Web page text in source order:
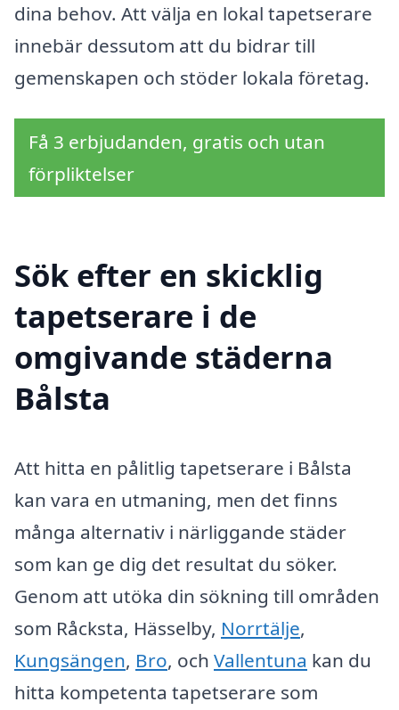
dina behov. Att välja en lokal tapetserare
innebär dessutom att du bidrar till
gemenskapen och stöder lokala företag.
Få 3 erbjudanden, gratis och utan
förpliktelser
Sök efter en skicklig
tapetserare i de
omgivande städerna
Bålsta
Att hitta en pålitlig tapetserare i Bålsta
kan vara en utmaning, men det finns
många alternativ i närliggande städer
som kan ge dig det resultat du söker.
Genom att utöka din sökning till områden
som Råcksta, Hässelby, Norrtälje,
Kungsängen, Bro, och Vallentuna kan du
hitta kompetenta tapetserare som